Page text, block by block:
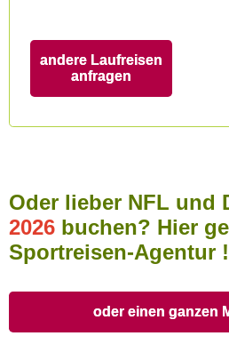
andere Laufreisen
anfragen
Oder lieber NFL und
2026 buchen? Hier
Sportreisen-Agentur !
oder einen ganzen